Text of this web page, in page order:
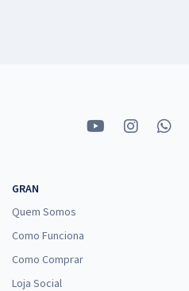
GRAN
Quem Somos
Como Funciona
Como Comprar
Loja Social